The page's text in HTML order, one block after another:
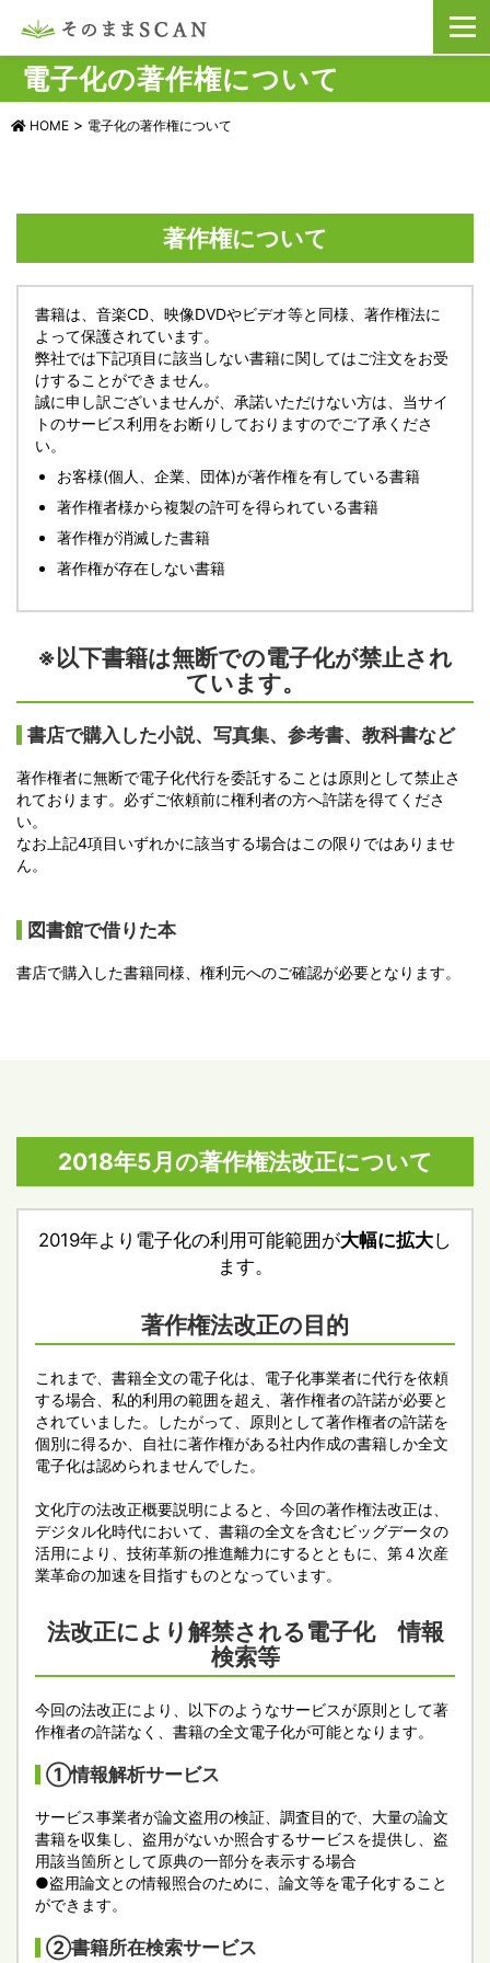
テ
へ
メニュ
電子化の著作権について
HOME > 電子化の著作権について
著作権について
書籍は、音楽CD、映像DVDやビデオ等と同様、著作権法に
よって保護されています。
弊社では下記項目に該当しない書籍に関してはご注文をお受
けすることができません。
誠に申し訳ございませんが、承諾いただけない方は、当サイ
トのサービス利用をお断りしておりますのでご了承くださ
い。
お客様(個人、企業、団体)が著作権を有している書籍
著作権者様から複製の許可を得られている書籍
著作権が消滅した書籍
著作権が存在しない書籍
※以下書籍は無断での電子化が禁止され
ています。
書店で購入した小説、写真集、参考書、教科書など
著作権者に無断で電子化代行を委託することは原則として禁止さ
れております。必ずご依頼前に権利者の方へ許諾を得てくださ
い。
なお上記4項目いずれかに該当する場合はこの限りではありませ
ん。
図書館で借りた本
書店で購入した書籍同様、権利元へのご確認が必要となります。
2018年5月の著作権法改正について
2019年より電子化の利用可能範囲が大幅に拡大し
ます。
著作権法改正の目的
これまで、書籍全文の電子化は、電子化事業者に代行を依頼
する場合、私的利用の範囲を超え、著作権者の許諾が必要と
されていました。したがって、原則として著作権者の許諾を
個別に得るか、自社に著作権がある社内作成の書籍しか全文
電子化は認められませんでした。
文化庁の法改正概要説明によると、今回の著作権法改正は、
デジタル化時代において、書籍の全文を含むビッグデータの
活用により、技術革新の推進離力にするとともに、第４次産
業革命の加速を目指すものとなっています。
法改正により解禁される電子化 情報
検索等
今回の法改正により、以下のようなサービスが原則として著
作権者の許諾なく、書籍の全文電子化が可能となります。
①情報解析サービス
サービス事業者が論文盗用の検証、調査目的で、大量の論文
書籍を収集し、盗用がないか照合するサービスを提供し、盗
用該当箇所として原典の一部分を表示する場合
●盗用論文との情報照合のために、論文等を電子化すること
ができます。
②書籍所在検索サービス